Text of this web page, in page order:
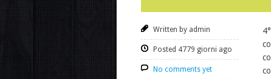
Written by admin
Posted 4779 giorni ago
No comments yet